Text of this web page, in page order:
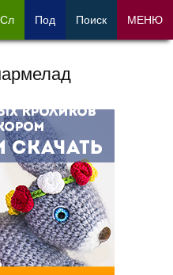
Сл Под Поиск МЕНЮ